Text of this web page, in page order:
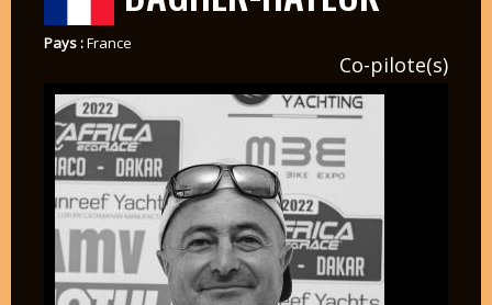
Pays :France
Co-pilote(s)